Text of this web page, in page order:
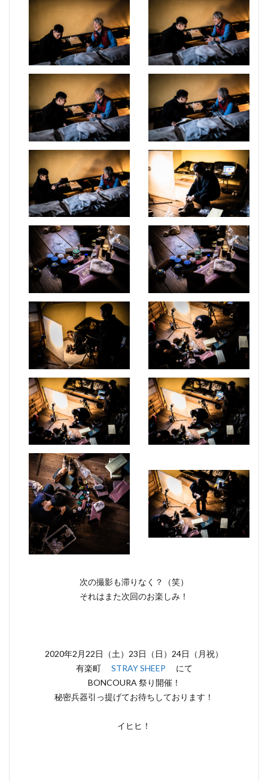
次の撮影も滞りなく？（笑）
それはまた次回のお楽しみ！
2020年2月22日（土）23日（日）24日（月祝）
有楽町 STRAY SHEEP にて
BONCOURA 祭り開催！
秘密兵器引っ提げてお待ちしております！
イヒヒ！